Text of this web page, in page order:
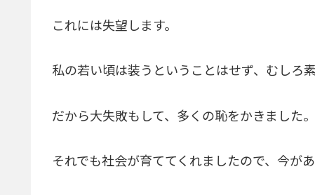
これには失望します。
私の若い頃は装うということはせず、むしろ
だから大失敗もして、多くの恥をかきました。
それでも社会が育ててくれましたので、今があ